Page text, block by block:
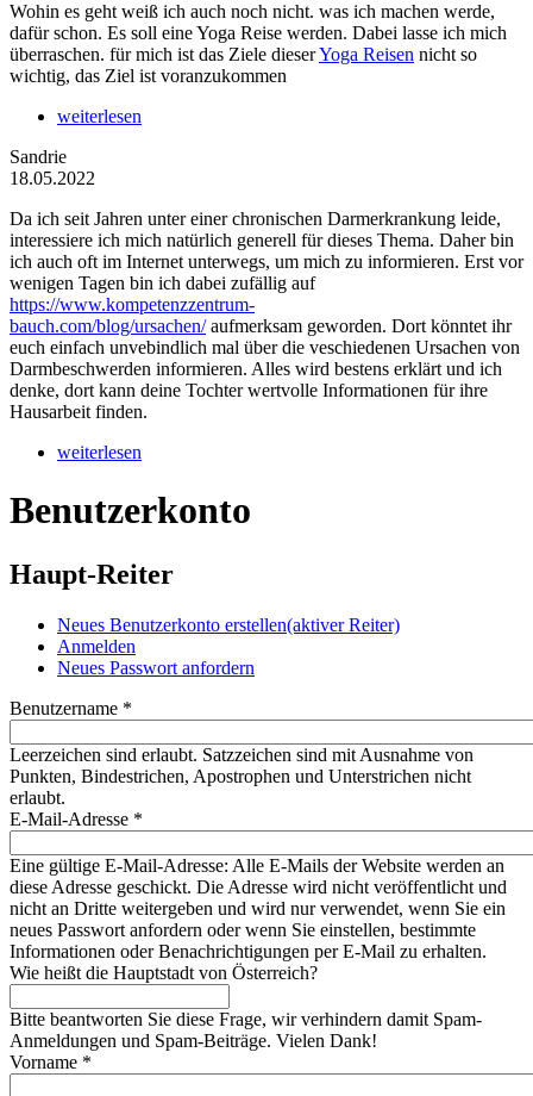
Wohin es geht weiß ich auch noch nicht. was ich machen werde,
dafür schon. Es soll eine Yoga Reise werden. Dabei lasse ich mich
überraschen. für mich ist das Ziele dieserYoga Reisen nicht so
wichtig, das Ziel ist voranzukommen
weiterlesen
Sandrie
18.05.2022
Da ich seit Jahren unter einer chronischen Darmerkrankung leide,
interessiere ich mich natürlich generell für dieses Thema. Daher bin
ich auch oft im Internet unterwegs, um mich zu informieren. Erst vor
wenigen Tagen bin ich dabei zufällig auf
https://www.kompetenzzentrum-
bauch.com/blog/ursachen/aufmerksam geworden. Dort könntet ihr
euch einfach unvebindlich mal über die veschiedenen Ursachen von
Darmbeschwerden informieren. Alles wird bestens erklärt und ich
denke, dort kann deine Tochter wertvolle Informationen für ihre
Hausarbeit finden.
weiterlesen
Benutzerkonto
Haupt-Reiter
Neues Benutzerkonto erstellen(aktiver Reiter)
Anmelden
Neues Passwort anfordern
Benutzername *
Leerzeichen sind erlaubt. Satzzeichen sind mit Ausnahme von
Punkten, Bindestrichen, Apostrophen und Unterstrichen nicht
erlaubt.
E-Mail-Adresse *
Eine gültige E-Mail-Adresse: Alle E-Mails der Website werden an
diese Adresse geschickt. Die Adresse wird nicht veröffentlicht und
nicht an Dritte weitergeben und wird nur verwendet, wenn Sie ein
neues Passwort anfordern oder wenn Sie einstellen, bestimmte
Informationen oder Benachrichtigungen per E-Mail zu erhalten.
Wie heißt die Hauptstadt von Österreich?
Bitte beantworten Sie diese Frage, wir verhindern damit Spam-
Anmeldungen und Spam-Beiträge. Vielen Dank!
Vorname *